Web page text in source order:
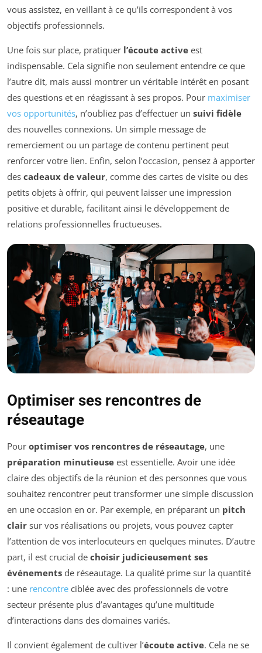
vous assistez, en veillant à ce qu’ils correspondent à vos
objectifs professionnels.
Une fois sur place, pratiquer l’écoute active est
indispensable. Cela signifie non seulement entendre ce que
l’autre dit, mais aussi montrer un véritable intérêt en posant
des questions et en réagissant à ses propos. Pour maximiser
vos opportunités, n’oubliez pas d’effectuer un suivi fidèle
des nouvelles connexions. Un simple message de
remerciement ou un partage de contenu pertinent peut
renforcer votre lien. Enfin, selon l’occasion, pensez à apporter
des cadeaux de valeur, comme des cartes de visite ou des
petits objets à offrir, qui peuvent laisser une impression
positive et durable, facilitant ainsi le développement de
relations professionnelles fructueuses.
Optimiser ses rencontres de
réseautage
Pour optimiser vos rencontres de réseautage, une
préparation minutieuse est essentielle. Avoir une idée
claire des objectifs de la réunion et des personnes que vous
souhaitez rencontrer peut transformer une simple discussion
en une occasion en or. Par exemple, en préparant un pitch
clair sur vos réalisations ou projets, vous pouvez capter
l’attention de vos interlocuteurs en quelques minutes. D’autre
part, il est crucial de choisir judicieusement ses
événements de réseautage. La qualité prime sur la quantité
: une rencontre ciblée avec des professionnels de votre
secteur présente plus d’avantages qu’une multitude
d’interactions dans des domaines variés.
Il convient également de cultiver l’écoute active. Cela ne se